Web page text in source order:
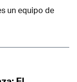
un equipo de